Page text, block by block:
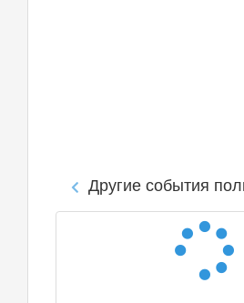
Другие события